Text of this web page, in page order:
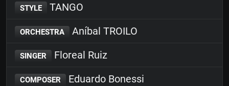
STYLE TANGO
ORCHESTRA Aníbal TROILO
SINGER Floreal Ruiz
COMPOSER Eduardo Bonessi